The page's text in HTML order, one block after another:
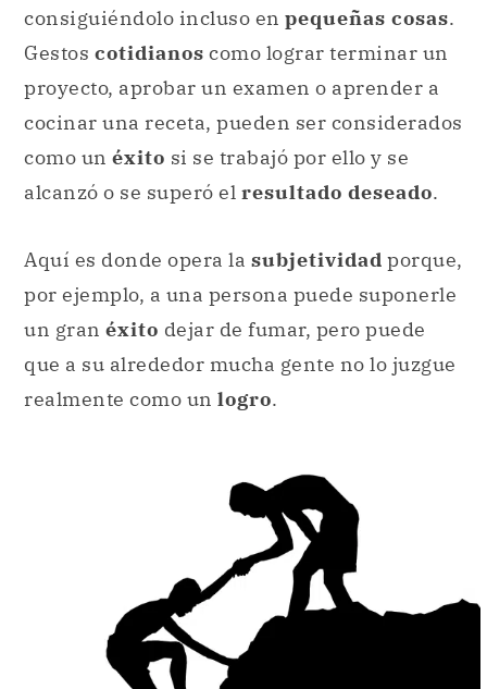
consiguiéndolo incluso en pequeñas cosas.
Gestos cotidianos como lograr terminar un
proyecto, aprobar un examen o aprender a
cocinar una receta, pueden ser considerados
como un éxito si se trabajó por ello y se
alcanzó o se superó el resultado deseado.
Aquí es donde opera la subjetividad porque,
por ejemplo, a una persona puede suponerle
un gran éxito dejar de fumar, pero puede
que a su alrededor mucha gente no lo juzgue
realmente como un logro.